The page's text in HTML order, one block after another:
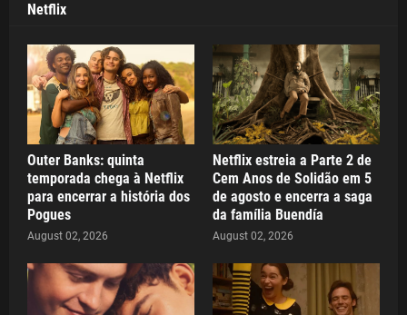
Netflix
Outer Banks: quinta
temporada chega à Netflix
para encerrar a história dos
Pogues
August 02, 2026
Netflix estreia a Parte 2 de
Cem Anos de Solidão em 5
de agosto e encerra a saga
da família Buendía
August 02, 2026